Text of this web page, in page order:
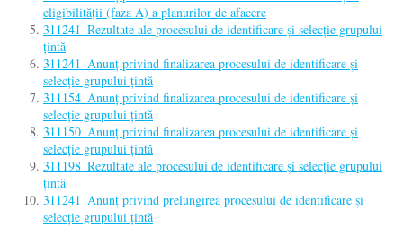
eligibilității (faza A) a planurilor de afacere
311241_Rezultate ale procesului de identificare și selecție grupului
țintă
311241_Anunț privind finalizarea procesului de identificare și
selecție grupului țintă
311154_Anunț privind finalizarea procesului de identificare și
selecție grupului țintă
311150_Anunț privind finalizarea procesului de identificare și
selecție grupului țintă
311198_Rezultate ale procesului de identificare și selecție grupului
țintă
311241_Anunț privind prelungirea procesului de identificare și
selecție grupului țintă